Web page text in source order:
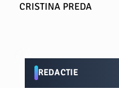
CRISTINA PREDA
REDACTIE